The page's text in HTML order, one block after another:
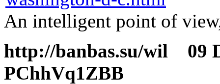
An intelligent point of
http://banbas.su/wil
09
PChhVq1ZBB